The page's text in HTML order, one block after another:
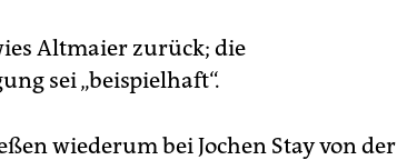
Altmaier zurück; die
sei „beispielhaft“.
wiederum bei Jochen Stay von der